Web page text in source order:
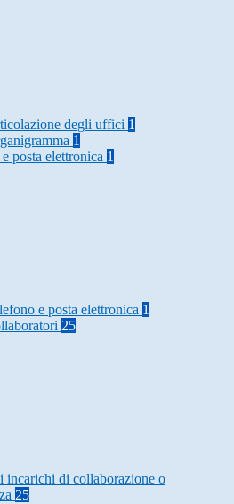
degli uffici 1
1
posta elettronica 1
e posta elettronica 1
25
incarichi di collaborazione o
25